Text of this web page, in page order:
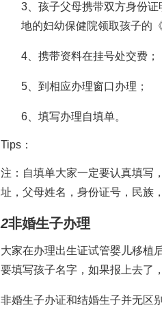
3、孩子父母携带双方身份证
地的妇幼保健院领取孩子的
4、携带资料在挂号处交费；
5、到相应办理窗口办理；
6、填写办理自填单。
Tips：
注：自填单大家一定要认真填写
址，父母姓名，身份证号，民族
2非婚生子办理
大家在办理出生证试管婴儿移植
要填写孩子名字，如果报上去了
非婚生子办证和结婚生子并无区别